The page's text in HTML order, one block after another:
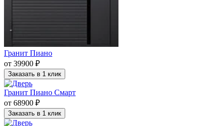
Гранит Пиано
от 39900 ₽
Заказать в 1 клик
Гранит Пиано Смарт
от 68900 ₽
Заказать в 1 клик